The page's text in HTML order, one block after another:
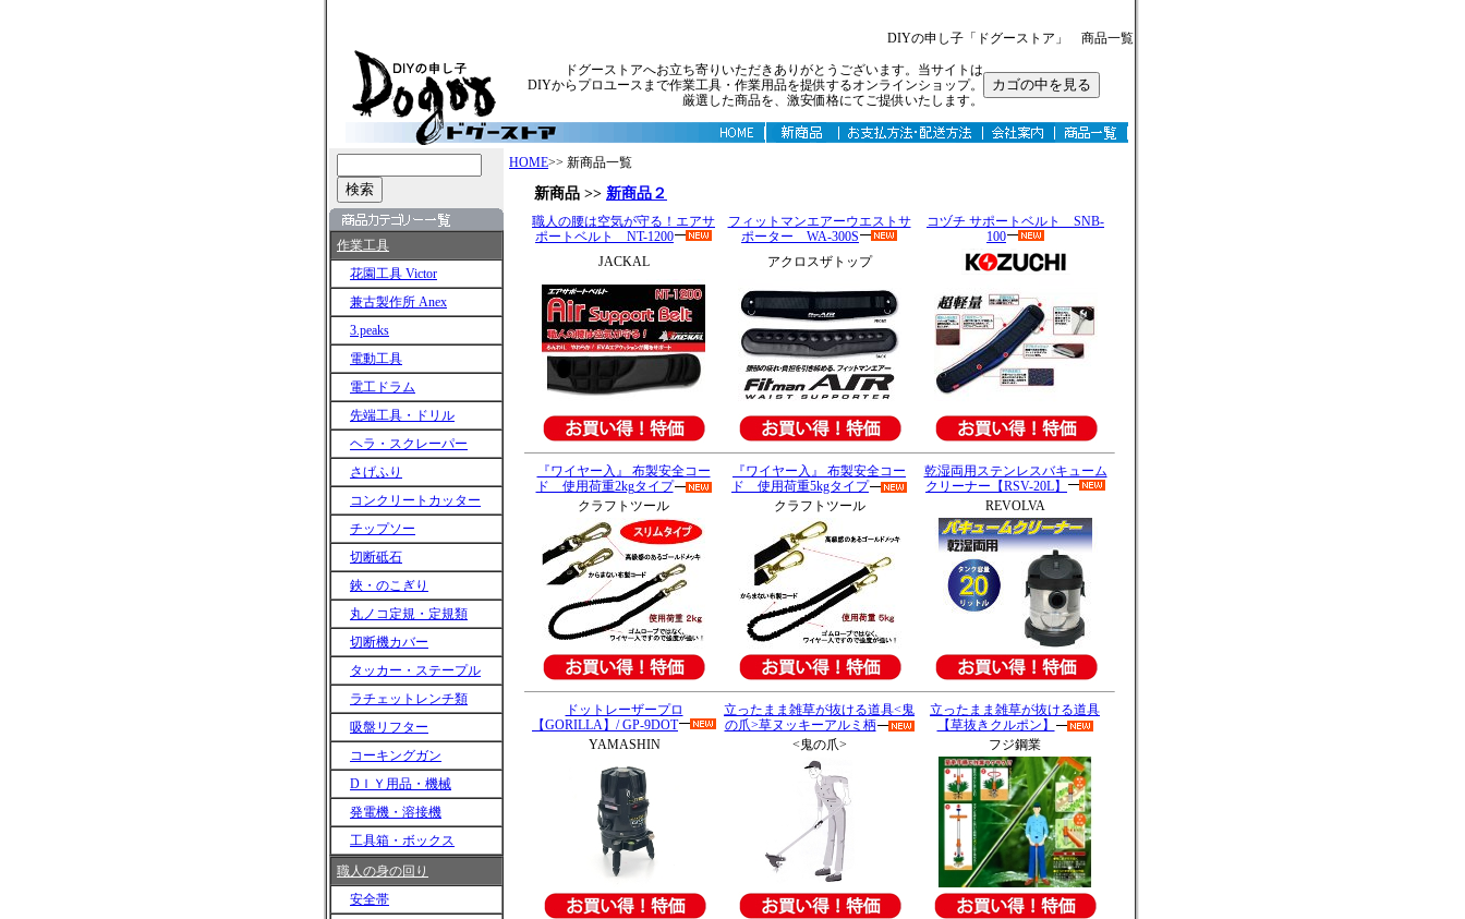
DIYの申し子「ドグーストア」 商品一覧
ドグーストアへお立ち寄りいただきありがとうございます。当サイトは
DIYからプロユースまで作業工具・作業用品を提供するオンラインショップ。
厳選した商品を、激安価格にてご提供いたします。
作業工具
花園工具 Victor
兼古製作所 Anex
3.peaks
電動工具
電工ドラム
先端工具・ドリル
ヘラ・スクレーパー
さげふり
コンクリートカッター
チップソー
切断砥石
鋏・のこぎり
丸ノコ定規・定規類
切断機カバー
タッカー・ステープル
ラチェットレンチ類
吸盤リフター
コーキングガン
DＩＹ用品・機械
発電機・溶接機
工具箱・ボックス
職人の身の回り
安全帯
HOME>> 新商品一覧
新商品 >> 新商品２
職人の腰は空気が守る！ エアサ
ポートベルト NT-1200
フィットマンエアーウエストサ
ポーター WA-300S
コヅチ サポートベルト SNB-
100
JACKAL
アクロスザトップ
『ワイヤー入』 布製安全コー
ド 使用荷重2kgタイプ
『ワイヤー入』 布製安全コー
ド 使用荷重5kgタイプ
乾湿両用ステンレスバキューム
クリーナー【RSV-20L】
クラフトツール
クラフトツール REVOLVA
ドットレーザープロ
【GORILLA】/ GP-9DOT
立ったまま雑草が抜ける道具<鬼
の爪>草ヌッキーアルミ柄
立ったまま雑草が抜ける道具
【草抜きクルポン】
YAMASHIN
<鬼の爪> フジ鋼業